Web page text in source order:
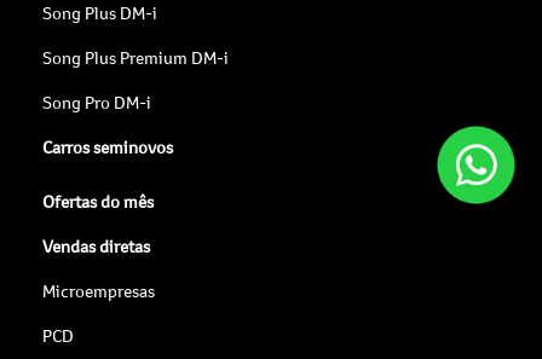
Song Plus DM-i
Song Plus Premium DM-i
Song Pro DM-i
Carros seminovos
Ofertas do mês
Vendas diretas
Microempresas
PCD